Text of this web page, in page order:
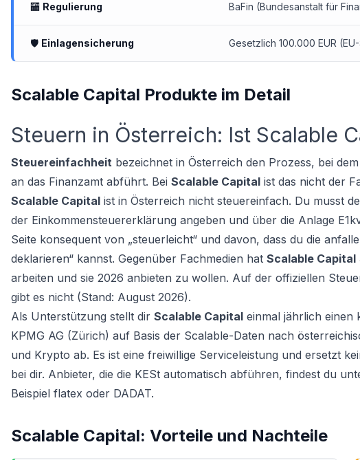
🏧 Regulierung BaFin (Bundesanstalt für
🛡 Einlagensicherung Gesetzlich 100.000 EUR
Scalable Capital Produkte im Detail
Steuern in Österreich: Ist Scalable
Steuereinfachheit bezeichnet in Österreich den Prozess, bei
an das Finanzamt abführt. Bei Scalable Capital ist das nicht der
Scalable Capital ist in Österreich nicht steuereinfach. Du musst
der Einkommensteuererklärung angeben und über die Anlage
Seite konsequent von „steuerleicht“ und davon, dass du die
deklarieren“ kannst. Gegenüber Fachmedien hat Scalable Capital
arbeiten und sie 2026 anbieten zu wollen. Auf der offiziellen
gibt es nicht (Stand: August 2026).
Als Unterstützung stellt dir Scalable Capital einmal jährlich einen
KPMG AG (Zürich) auf Basis der Scalable-Daten nach
und Krypto ab. Es ist eine freiwillige Serviceleistung und ersetzt
bei dir. Anbieter, die die KESt automatisch abführen, findest du
Beispiel flatex oder DADAT.
Scalable Capital: Vorteile und Nachteile